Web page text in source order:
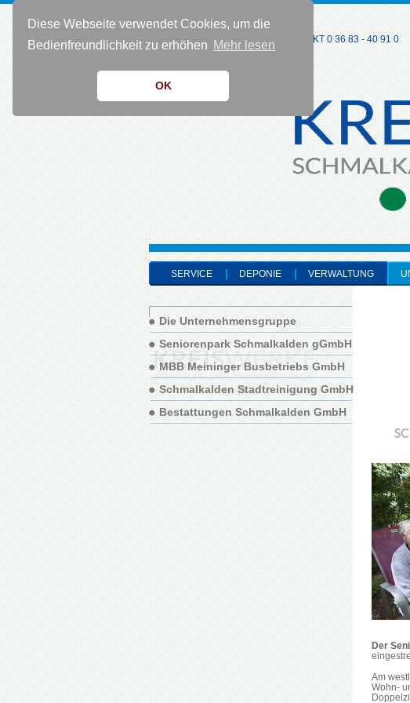
Diese Webseite verwendet Cookies, um die
Bedienfreundlichkeit zu erhöhen Mehr lesen
OK
KONTAKT 0 36 83 - 40 91 0
SERVICE DEPONIE VERWALTUNG
Der
Am
Wohn-
Die Unternehmensgruppe
Seniorenpark Schmalkalden gGmbH
MBB Meininger Busbetriebs GmbH
Schmalkalden Stadtreinigung GmbH
Bestattungen Schmalkalden GmbH